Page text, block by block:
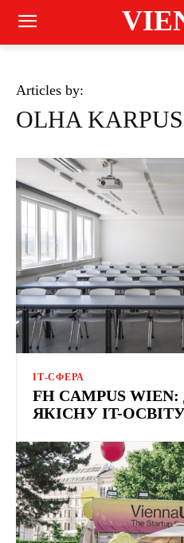
Articles by:
OLHA KARPUS
ІТ-СФЕРА
FH CAMPUS
ЯКІСНУ IT-